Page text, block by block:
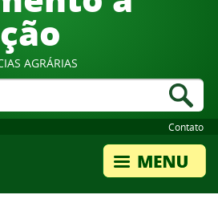
Canais
AGRÁRIAS
Contato